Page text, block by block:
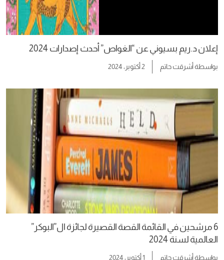
إعلان د.ريم بسيوني عن “الغواص” أحدث إصدارات 2024
بواسطةأشرقت حاتم 2 أكتوبر، 2024
6 مرشحين في القائمة القصة القصيرة لجائزة ال”البوكر”
العالمية لسنة 2024
بواسطةأشرقت حاتم 1 أكتوبر، 2024